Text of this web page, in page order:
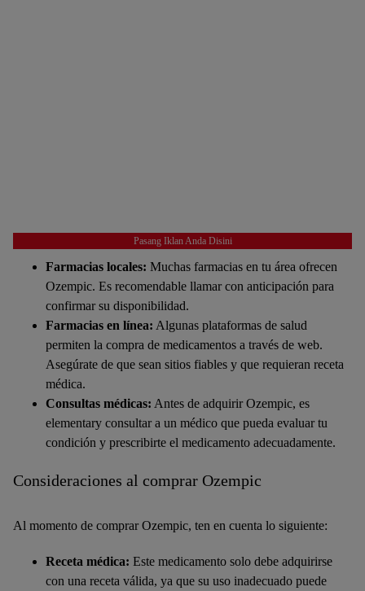
Pasang Iklan Anda Disini
Farmacias locales: Muchas farmacias en tu área ofrecen
Ozempic. Es recomendable llamar con anticipación para
confirmar su disponibilidad.
Farmacias en línea: Algunas plataformas de salud
permiten la compra de medicamentos a través de web.
Asegúrate de que sean sitios fiables y que requieran receta
médica.
Consultas médicas: Antes de adquirir Ozempic, es
elementary consultar a un médico que pueda evaluar tu
condición y prescribirte el medicamento adecuadamente.
Consideraciones al comprar Ozempic
Al momento de comprar Ozempic, ten en cuenta lo siguiente:
Receta médica: Este medicamento solo debe adquirirse
con una receta válida, ya que su uso inadecuado puede